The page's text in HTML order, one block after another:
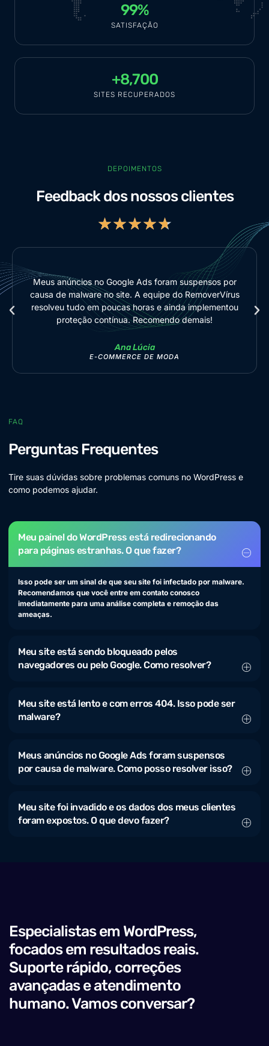
SATISFAÇÃO
99%
SITES RECUPERADOS
+8,700
DEPOIMENTOS
Feedback dos nossos clientes
★★★★★
anúncios no Google Ads foram suspensos por
de malware no site. A equipe do RemoverVírus
tudo em poucas horas e ainda implementou
proteção contínua. Recomendo demais!
Ana Lúcia
E-COMMERCE DE MODA
mas
FAQ
Perguntas Frequentes
Tire suas dúvidas sobre problemas comuns no WordPress e
como podemos ajudar.
Meu painel do WordPress está redirecionando
para páginas estranhas. O que fazer?
Isso pode ser um sinal de que seu site foi infectado por malware.
Recomendamos que você entre em contato conosco
imediatamente para uma análise completa e remoção das
ameaças.
Meu site está sendo bloqueado pelos
navegadores ou pelo Google. Como resolver?
Meu site está lento e com erros 404. Isso pode ser
malware?
Meus anúncios no Google Ads foram suspensos
por causa de malware. Como posso resolver isso?
Meu site foi invadido e os dados dos meus clientes
foram expostos. O que devo fazer?
Especialistas em WordPress,
focados em resultados reais.
Suporte rápido, correções
avançadas e atendimento
humano. Vamos conversar?